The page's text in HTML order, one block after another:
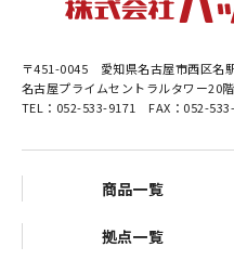
〒451-0045 愛知県名古屋市西区名
名古屋プライムセントラルタワー20階
TEL：052-533-9171 FAX：052-
商品一覧
拠点一覧